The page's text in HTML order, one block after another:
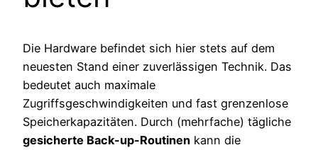
Die Hardware befindet sich hier stets auf dem
neuesten Stand einer zuverlässigen Technik. Das
bedeutet auch maximale
Zugriffsgeschwindigkeiten und fast grenzenlose
Speicherkapazitäten. Durch (mehrfache) tägliche
gesicherte Back-up-Routinen kann die